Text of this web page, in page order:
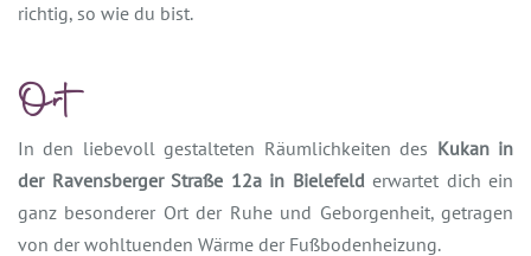
richtig, so wie du bist.
Ort
In den liebevoll gestalteten Räumlichkeiten des Kukan in
der Ravensberger Straße 12a in Bielefelderwartet dich ein
ganz besonderer Ort der Ruhe und Geborgenheit, getragen
von der wohltuenden Wärme der Fußbodenheizung.